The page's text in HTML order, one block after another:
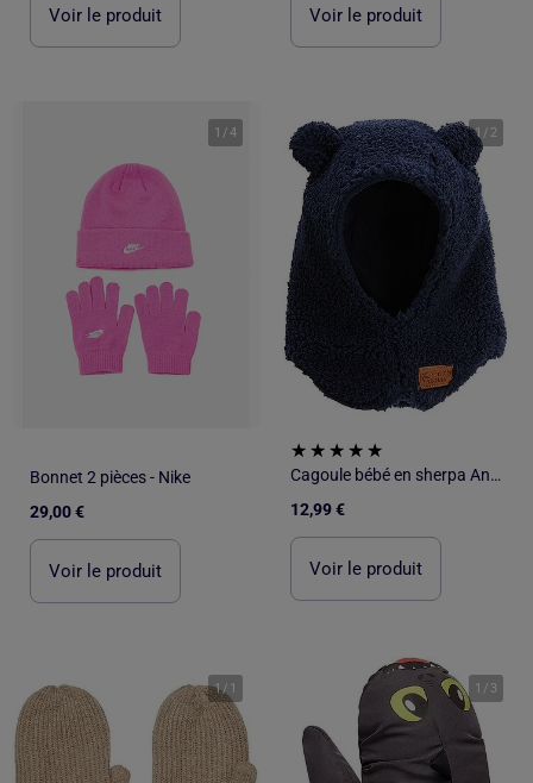
Voir le produit Voir le produit
1 /4
Bonnet 2 pièces - Nike
29,00 €
Voir le produit
1 / 2
Cagoule bébé en sherpa Anouk
12,99 €
Voir le produit
1/ 1 1 / 3